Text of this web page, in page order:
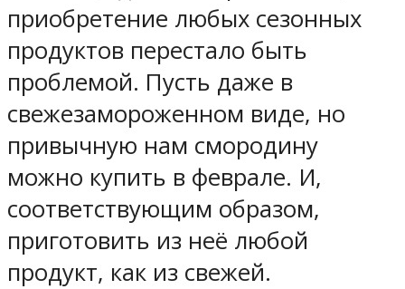
приобретение любых сезонных
продуктов перестало быть
проблемой. Пусть даже в
свежезамороженном виде, но
привычную нам смородину
можно купить в феврале. И,
соответствующим образом,
приготовить из неё любой
продукт, как из свежей.